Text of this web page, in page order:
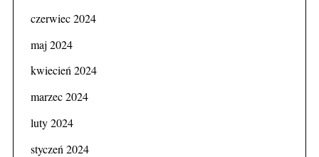
czerwiec 2024
maj 2024
kwiecień 2024
marzec 2024
luty 2024
styczeń 2024